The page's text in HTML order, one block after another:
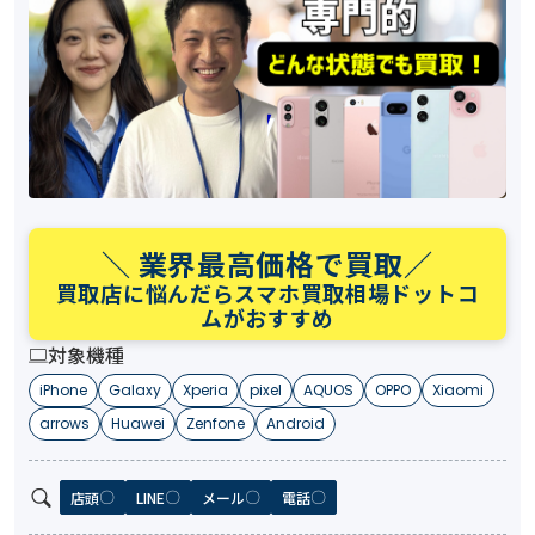
＼ 業界最高価格で買取／
買取店に悩んだらスマホ買取相場ドットコ
ムがおすすめ
対象機種
iPhone Galaxy Xperia pixel AQUOS OPPO
Xiaomi
arrows
Huawei Zenfone Android
店頭 LINE メール 電話